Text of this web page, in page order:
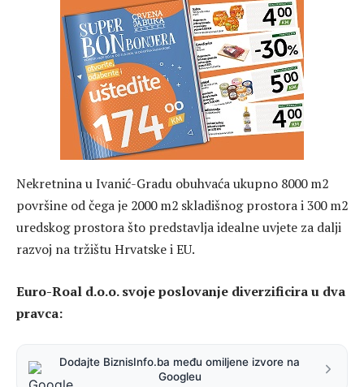
Nekretnina u Ivanić-Gradu obuhvaća ukupno 8000 m2
površine od čega je 2000 m2 skladišnog prostora i 300 m2
uredskog prostora što predstavlja idealne uvjete za dalji
razvoj na tržištu Hrvatske i EU.
Euro-Roal d.o.o. svoje poslovanje diverzificira u dva
pravca:
Dodajte BiznisInfo.ba među omiljene izvore na
Googleu